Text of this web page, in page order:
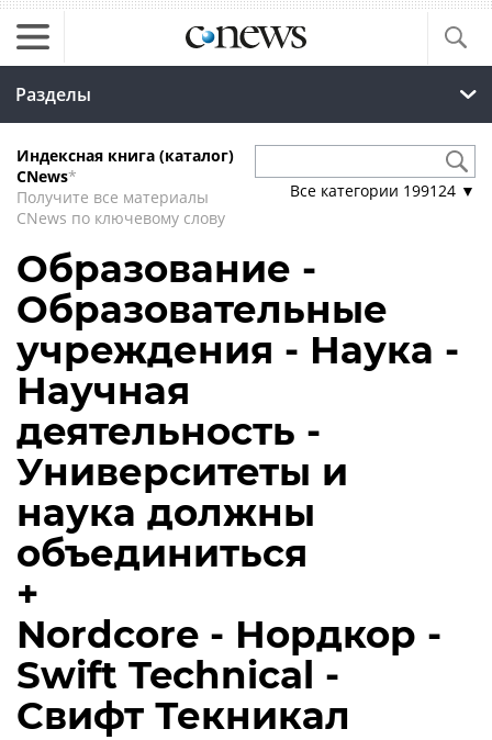
Разделы
Индексная книга (каталог)
CNews*
Получите все материалы
CNews по ключевому слову
Все категории 199124 ▼
Образование -
Образовательные
учреждения - Наука -
Научная
деятельность -
Университеты и
наука должны
объединиться
+
Nordcore - Нордкор -
Swift Technical -
Свифт Текникал